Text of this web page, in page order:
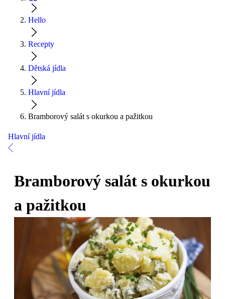
Hello
Recepty
Dětská jídla
Hlavní jídla
Bramborový salát s okurkou a pažitkou
Hlavní jídla
Bramborový salát s okurkou
a pažitkou